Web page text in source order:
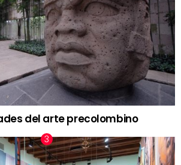
del arte precolombino